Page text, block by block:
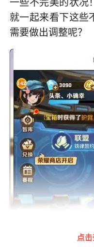
一些不完美的状况
就一起来看下这些
需要做出调整呢？
点